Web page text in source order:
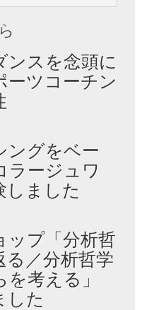
ンスを念頭に
ーツコーチン
ングをベー
ラージュワ
しました
ップ「分析哲
る／分析哲学
考える」
した